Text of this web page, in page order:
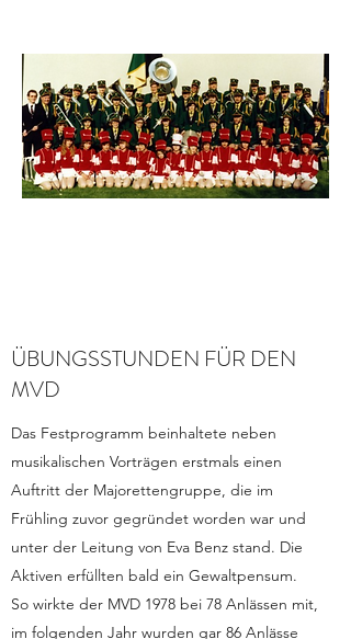
ÜBUNGSSTUNDEN FÜR DEN
MVD
Das Festprogramm beinhaltete neben
musikalischen Vorträgen erstmals einen
Auftritt der Majorettengruppe, die im
Frühling zuvor gegründet worden war und
unter der Leitung von Eva Benz stand. Die
Aktiven erfüllten bald ein Gewaltpensum.
So wirkte der MVD 1978 bei 78 Anlässen mit,
im folgenden Jahr wurden gar 86 Anlässe